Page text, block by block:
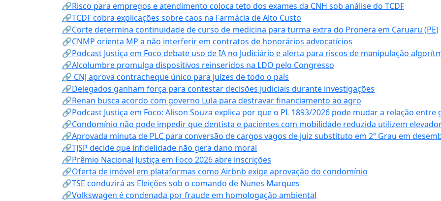
🔗Risco para empregos e atendimento coloca teto dos exames da CNH sob análise do TCDF
🔗TCDF cobra explicações sobre caos na Farmácia de Alto Custo
🔗Corte determina continuidade de curso de medicina para turma extra do Pronera em Caruaru (PE)
🔗CNMP orienta MP a não interferir em contratos de honorários advocatícios
🔗Podcast Justiça em Foco debate uso de IA no Judiciário e alerta para riscos de manipulação
🔗Alcolumbre promulga dispositivos reinseridos na LDO pelo Congresso
🔗 CNJ aprova contracheque único para juízes de todo o país
🔗Delegados ganham força para contestar decisões judiciais durante investigações
🔗Renan busca acordo com governo Lula para destravar financiamento ao agro
🔗Podcast Justiça em Foco: Alison Souza explica por que o PL 1893/2026 pode mudar a relação
🔗Condomínio não pode impedir que dentista e pacientes com mobilidade reduzida utilizem
🔗Aprovada minuta de PLC para conversão de cargos vagos de juiz substituto em 2º Grau em
🔗TJSP decide que infidelidade não gera dano moral
🔗Prêmio Nacional Justiça em Foco 2026 abre inscrições
🔗Oferta de imóvel em plataformas como Airbnb exige aprovação do condomínio
🔗TSE conduzirá as Eleições sob o comando de Nunes Marques
🔗Volkswagen é condenada por fraude em homologação ambiental